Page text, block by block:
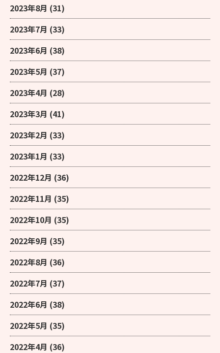
2023年8月 (31)
2023年7月 (33)
2023年6月 (38)
2023年5月 (37)
2023年4月 (28)
2023年3月 (41)
2023年2月 (33)
2023年1月 (33)
2022年12月 (36)
2022年11月 (35)
2022年10月 (35)
2022年9月 (35)
2022年8月 (36)
2022年7月 (37)
2022年6月 (38)
2022年5月 (35)
2022年4月 (36)